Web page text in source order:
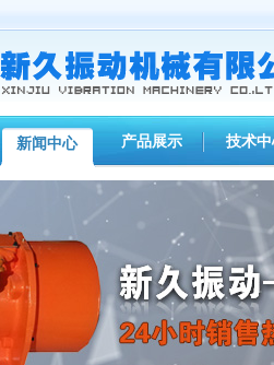
新闻中心 产品展示 技术